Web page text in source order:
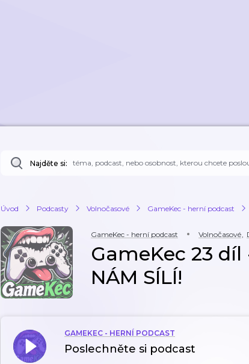
Najděte si:
Úvod Podcasty Volnočasové GameKec - herní podcast
GameKec - herní podcast Volnočasové,
GameKec 23 díl
NÁM SÍLÍ!
GAMEKEC - HERNÍ PODCAST
Poslechněte si podcast